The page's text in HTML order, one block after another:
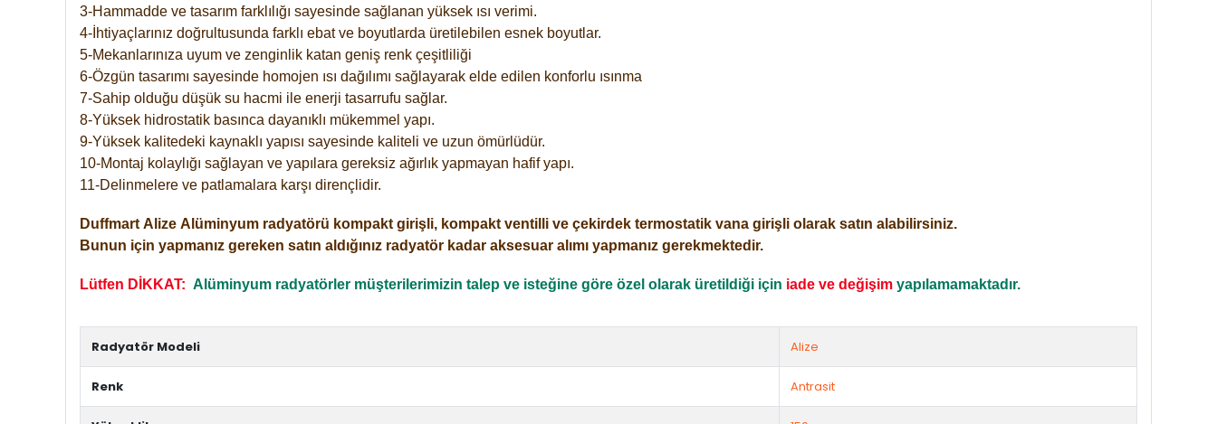
3-Hammadde ve tasarım farklılığı sayesinde sağlanan yüksek ısı verimi.
4-İhtiyaçlarınız doğrultusunda farklı ebat ve boyutlarda üretilebilen esnek boyutlar.
5-Mekanlarınıza uyum ve zenginlik katan geniş renk çeşitliliği
6-Özgün tasarımı sayesinde homojen ısı dağılımı sağlayarak elde edilen konforlu ısınma
7-Sahip olduğu düşük su hacmi ile enerji tasarrufu sağlar.
8-Yüksek hidrostatik basınca dayanıklı mükemmel yapı.
9-Yüksek kalitedeki kaynaklı yapısı sayesinde kaliteli ve uzun ömürlüdür.
10-Montaj kolaylığı sağlayan ve yapılara gereksiz ağırlık yapmayan hafif yapı.
11-Delinmelere ve patlamalara karşı dirençlidir.
Duffmart Alize Alüminyum radyatörü kompakt girişli, kompakt ventilli ve çekirdek termostatik vana girişli olarak satın alabilirsiniz.
Bunun için yapmanız gereken satın aldığınız radyatör kadar aksesuar alımı yapmanız gerekmektedir.
Lütfen DİKKAT: Alüminyum radyatörler müşterilerimizin talep ve isteğine göre özel olarak üretildiği için iade ve değişim yapılamamaktadır.
Radyatör Modeli Alize
Renk Antrasit